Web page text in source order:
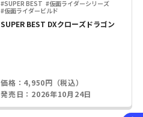
#SUPER BEST #仮面ライダーシリーズ
#仮面ライダービルド
SUPER BEST DXクローズドラゴン
価格：4,950円（税込）
発売日：2026年10月24日